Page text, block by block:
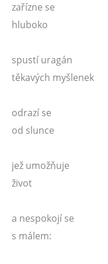
zařízne se
hluboko
spustí uragán
těkavých myšlenek
odrazí se
od slunce
jež umožňuje
život
a nespokojí se
s málem: